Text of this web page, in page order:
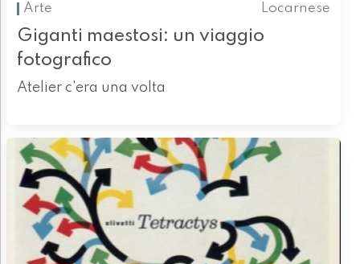
Arte
Locarnese
Giganti maestosi: un viaggio
fotografico
Atelier c'era una volta